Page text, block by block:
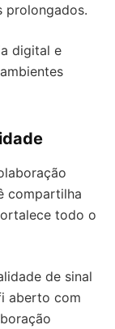
prolongados.
digital e
compartilha
todo o
de sinal
aberto com